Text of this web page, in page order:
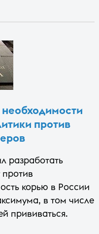
против
разработать
против
корью в России
в том числе
прививаться.